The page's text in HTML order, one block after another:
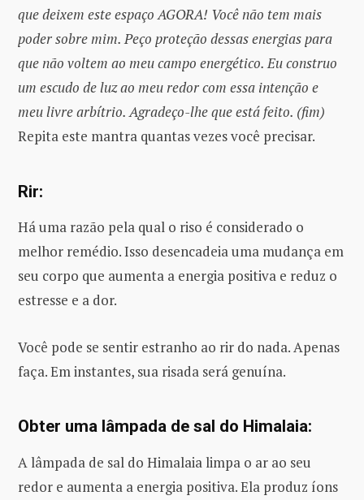
que deixem este espaço AGORA! Você não tem mais
poder sobre mim. Peço proteção dessas energias para
que não voltem ao meu campo energético. Eu construo
um escudo de luz ao meu redor com essa intenção e
meu livre arbítrio. Agradeço-lhe que está feito. (fim)
Repita este mantra quantas vezes você precisar.
Rir:
Há uma razão pela qual o riso é considerado o
melhor remédio. Isso desencadeia uma mudança em
seu corpo que aumenta a energia positiva e reduz o
estresse e a dor.
Você pode se sentir estranho ao rir do nada. Apenas
faça. Em instantes, sua risada será genuína.
Obter uma lâmpada de sal do Himalaia:
A lâmpada de sal do Himalaia limpa o ar ao seu
redor e aumenta a energia positiva. Ela produz íons